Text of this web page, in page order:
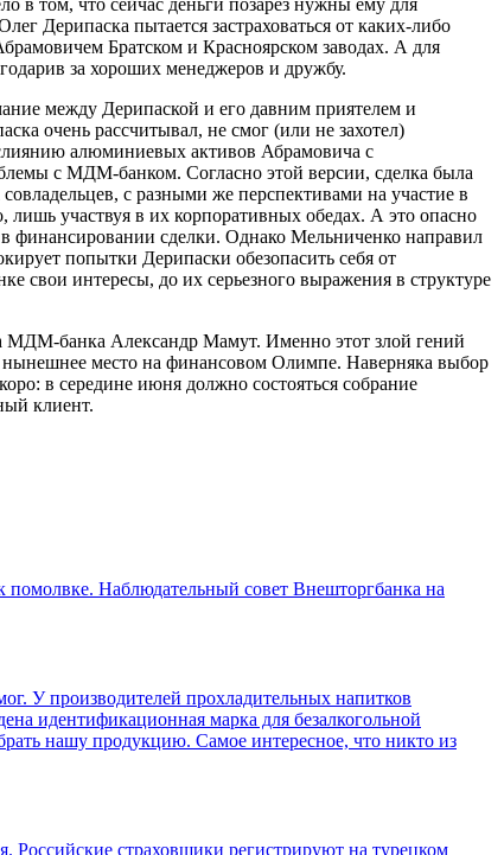
Дерипаска пытается застраховаться от каких-либо
Братском и Красноярском заводах. А для
за хороших менеджеров и дружбу.
между Дерипаской и его давним приятелем и
очень рассчитывал, не смог (или не захотел)
алюминиевых активов Абрамовича с
с МДМ-банком. Согласно этой версии, сделка была
с разными же перспективами на участие в
участвуя в их корпоративных обедах. А это опасно
финансировании сделки. Однако Мельниченко направил
попытки Дерипаски обезопасить себя от
интересы, до их серьезного выражения в структуре
МДМ-банка Александр Мамут. Именно этот злой гений
место на финансовом Олимпе. Наверняка выбор
в середине июня должно состояться собрание
клиент.
помолвке. Наблюдательный совет Внешторгбанка на
У производителей прохладительных напитков
идентификационная марка для безалкогольной
нашу продукцию. Самое интересное, что никто из
страховщики регистрируют на турецком